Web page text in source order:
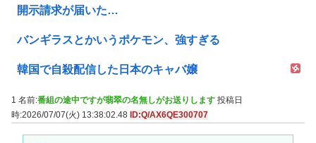
開示請求が届いた…
バンギラスとかいうポケモン、強すぎる
韓国で自殺配信した日本のキャバ嬢
1 名前:番組の途中ですが翡翠の名無しがお送りします 投稿日
時:2026/07/07(火) 13:38:02.48 ID:Q/AX6QE300707